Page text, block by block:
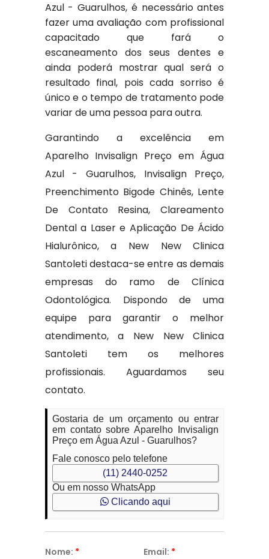
Azul - Guarulhos, é necessário antes
fazer uma avaliação com profissional
capacitado que fará o
escaneamento dos seus dentes e
ainda poderá mostrar qual será o
resultado final, pois cada sorriso é
único e o tempo de tratamento pode
variar de uma pessoa para outra.
Garantindo a excelência em
Aparelho Invisalign Preço em Água
Azul - Guarulhos, Invisalign Preço,
Preenchimento Bigode Chinês, Lente
De Contato Resina, Clareamento
Dental a Laser e Aplicação De Ácido
Hialurônico, a New New Clinica
Santoleti destaca-se entre as demais
empresas do ramo de Clínica
Odontológica. Dispondo de uma
equipe para garantir o melhor
atendimento, a New New Clinica
Santoleti tem os melhores
profissionais. Aguardamos seu
contato.
Gostaria de um orçamento ou entrar
em contato sobre Aparelho Invisalign
Preço em Água Azul - Guarulhos?
Fale conosco pelo telefone
(11) 2440-0252
Ou em nosso WhatsApp
Clicando aqui
Nome: * Email: *